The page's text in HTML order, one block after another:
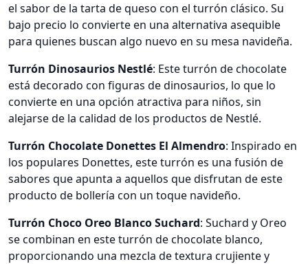
el sabor de la tarta de queso con el turrón clásico. Su
bajo precio lo convierte en una alternativa asequible
para quienes buscan algo nuevo en su mesa navideña.
Turrón Dinosaurios Nestlé: Este turrón de chocolate
está decorado con figuras de dinosaurios, lo que lo
convierte en una opción atractiva para niños, sin
alejarse de la calidad de los productos de Nestlé.
Turrón Chocolate Donettes El Almendro: Inspirado en
los populares Donettes, este turrón es una fusión de
sabores que apunta a aquellos que disfrutan de este
producto de bollería con un toque navideño.
Turrón Choco Oreo Blanco Suchard: Suchard y Oreo
se combinan en este turrón de chocolate blanco,
proporcionando una mezcla de textura crujiente y